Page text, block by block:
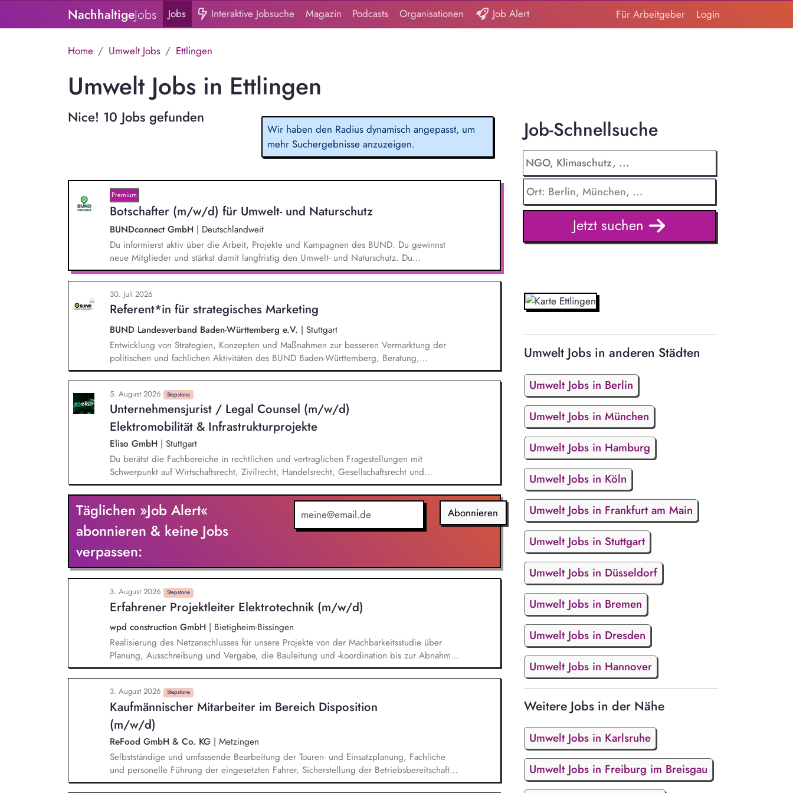
NachhaltigeJobs Jobs Interaktive Jobsuche Magazin Podcasts Organisationen Job Alert Für Arbeitgeber Login
Home Umwelt Jobs Ettlingen
Umwelt Jobs in Ettlingen
Nice! 10 Jobs gefunden
Wir haben den Radius dynamisch angepasst, um
mehr Suchergebnisse anzuzeigen.
Premium
Botschafter (m/w/d) für Umwelt- und Naturschutz
BUNDconnect GmbH | Deutschlandweit
Du informierst aktiv über die Arbeit, Projekte und Kampagnen des BUND. Du gewinnst
neue Mitglieder und stärkst damit langfristig den Umwelt- und Naturschutz. Du
beantwortest Fragen zu Umwelt-, Arten- und Klimaschutz nach bestem Wissen und
Gewissen. Du unterstützt Kampagnen und Aktionen, beispielsweise durch das Sammeln
von Unterschriften für Petitionen.
30. Juli 2026
Referent*in für strategisches Marketing
BUND Landesverband Baden-Württemberg e.V. | Stuttgart
Entwicklung von Strategien, Konzepten und Maßnahmen zur besseren Vermarktung der
politischen und fachlichen Aktivitäten des BUND Baden-Württemberg, Beratung,
Unterstützung und Qualifizierung der Haupt- und Ehrenamtlichen im BUND zur
Verbesserung der öffentlichen Sichtbarkeit des BUND, Konzeptionelle Begleitung des
BUND-Auftritts bei Veranstaltungen, Aktionen u.ä.
5. August 2026 Stepstone
Unternehmensjurist / Legal Counsel (m/w/d)
Elektromobilität & Infrastrukturprojekte
Eliso GmbH | Stuttgart
Du berätst die Fachbereiche in rechtlichen und vertraglichen Fragestellungen mit
Schwerpunkt auf Wirtschaftsrecht, Zivilrecht, Handelsrecht, Gesellschaftsrecht und
Energierecht Du begleitest rechtlich Infrastruktur- und Ladeinfrastrukturprojekte über den
gesamten Projektlebenszyklus, insbesondere das bundesweite „Lkw-Schnellladenetz" Du
identifizierst, bewertest und steuerst rechtliche und vertragliche Risiken und entwickelst
praxisorientierte Lösungsansätze Du arbeitest beim Wissensmanagement und der
Erschließung neuer Rechtsgebiete in den Bereichen Elektromobilität und Ladeinfrastruktur
mit
Täglichen »Job Alert«
abonnieren & keine Jobs
verpassen:
Abonnieren
3. August 2026 Stepstone
Erfahrener Projektleiter Elektrotechnik (m/w/d)
wpd construction GmbH | Bietigheim-Bissingen
Realisierung des Netzanschlusses für unsere Projekte von der Machbarkeitsstudie über
Planung, Ausschreibung und Vergabe, die Bauleitung und -koordination bis zur Abnahme
der Leistungen und deren Übergabe an den Investor. Technische Verhandlungen mit den
Netzbetreibern zum Netzanschluss und Sicherstellung der geltenden
Anschlussbedingungen und Vorschriften. Ansprechpartner:in für alle Fragen rund um die
elektrische Infrastruktur (Umspannwerke, Kabeltrassen, Freileitungen) sowie
Netzanschlüsse. Abstimmung und Koordination mit internen Fachabteilungen sowie
externen Stakeholdern
3. August 2026 Stepstone
Kaufmännischer Mitarbeiter im Bereich Disposition
(m/w/d)
ReFood GmbH & Co. KG | Metzingen
Selbstständige und umfassende Bearbeitung der Touren- und Einsatzplanung, Fachliche
und personelle Führung der eingesetzten Fahrer, Sicherstellung der Betriebsbereitschaft
der technischen Ausrüstung sowie unserer Fahrzeuge, Erstellung und Pflege von
Job-Schnellsuche
Jetzt suchen
Umwelt Jobs in anderen Städten
Umwelt Jobs in Berlin
Umwelt Jobs in München
Umwelt Jobs in Hamburg
Umwelt Jobs in Köln
Umwelt Jobs in Frankfurt am Main
Umwelt Jobs in Stuttgart
Umwelt Jobs in Düsseldorf
Umwelt Jobs in Bremen
Umwelt Jobs in Dresden
Umwelt Jobs in Hannover
Weitere Jobs in der Nähe
Umwelt Jobs in Karlsruhe
Umwelt Jobs in Freiburg im Breisgau